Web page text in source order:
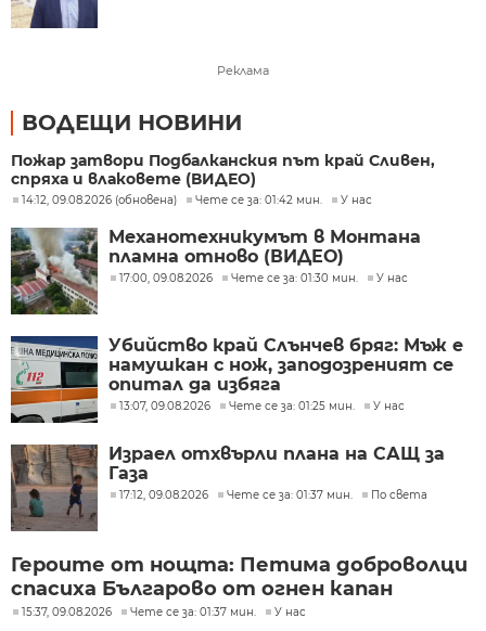
Реклама
ВОДЕЩИ НОВИНИ
Пожар затвори Подбалканския път край Сливен,
спряха и влаковете (ВИДЕО)
14:12, 09.08.2026 (обновена) Чете се за: 01:42 мин. У нас
Механотехникумът в Монтана
пламна отново (ВИДЕО)
17:00, 09.08.2026 Чете се за: 01:30 мин. У нас
Убийство край Слънчев бряг: Мъж е
намушкан с нож, заподозреният се
опитал да избяга
13:07, 09.08.2026 Чете се за: 01:25 мин. У нас
Израел отхвърли плана на САЩ за
Газа
17:12, 09.08.2026 Чете се за: 01:37 мин. По света
Героите от нощта: Петима доброволци
спасиха Българово от огнен капан
15:37, 09.08.2026 Чете се за: 01:37 мин. У нас